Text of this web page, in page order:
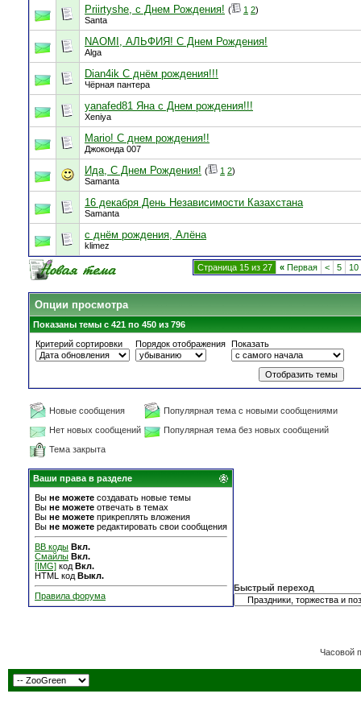
Priirtyshe, с Днем Рождения! ( 1 2)
Santa
NAOMI, АЛЬФИЯ! С Днем Рождения!
Alga
Dian4ik С днём рождения!!!
Чёрная пантера
yanafed81 Яна с Днем рождения!!!
Xeniya
Mario! C днем рождения!!
Джоконда 007
Ида, С Днем Рождения! ( 1 2)
Samanta
16 декабря День Независимости Казахстана
Samanta
с днём рождения, Алёна
klimez
Страница 15 из 27 « Первая < 5 10
Опции просмотра
Показаны темы с 421 по 450 из 796
Критерий сортировки
Порядок отображения Показать
Новые сообщения
Популярная тема с новыми сообщениями
Нет новых сообщений
Популярная тема без новых сообщений
Тема закрыта
Ваши права в разделе
Вы не можете создавать новые темы
Вы не можете отвечать в темах
Вы не можете прикреплять вложения
Вы не можете редактировать свои сообщения
BB коды Вкл.
Смайлы Вкл.
[IMG] код Вкл.
HTML код Выкл.
Правила форума
Быстрый переход
Часовой